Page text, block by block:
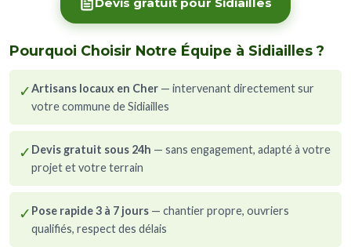
Pourquoi Choisir Notre Équipe à Sidiailles ?
✓Artisans locaux en Cher — intervenant directement sur
votre commune de Sidiailles
✓ Devis gratuit sous 24h — sans engagement, adapté à votre
projet et votre terrain
✓ Pose rapide 3 à 7 jours — chantier propre, ouvriers
qualifiés, respect des délais